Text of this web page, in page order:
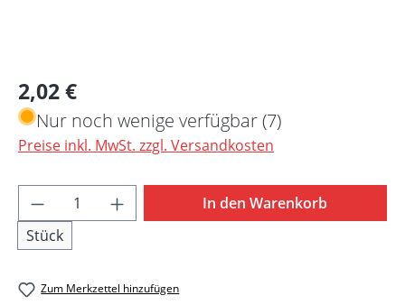
Regulärer Preis:
2,02 €
Nur noch wenige verfügbar (7)
Preise inkl. MwSt. zzgl. Versandkosten
Produkt Anzahl: Gib den gewünschten
Stück
In den Warenkorb
Zum Merkzettel hinzufügen